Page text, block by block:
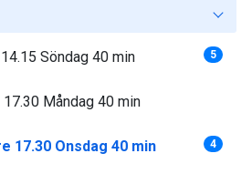
Söndag 40 min 5
17.30 Måndag 40 min
17.30 Onsdag 40 min 4